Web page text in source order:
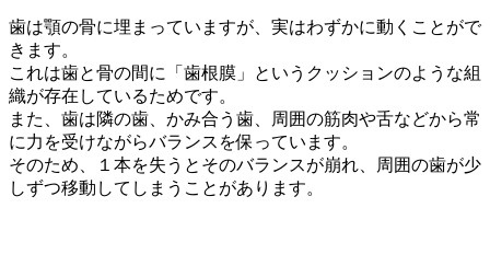
歯は顎の骨に埋まっていますが、実はわずかに動くことがで
きます。
これは歯と骨の間に「歯根膜」というクッションのような組
織が存在しているためです。
また、歯は隣の歯、かみ合う歯、周囲の筋肉や舌などから常
に力を受けながらバランスを保っています。
そのため、１本を失うとそのバランスが崩れ、周囲の歯が少
しずつ移動してしまうことがあります。